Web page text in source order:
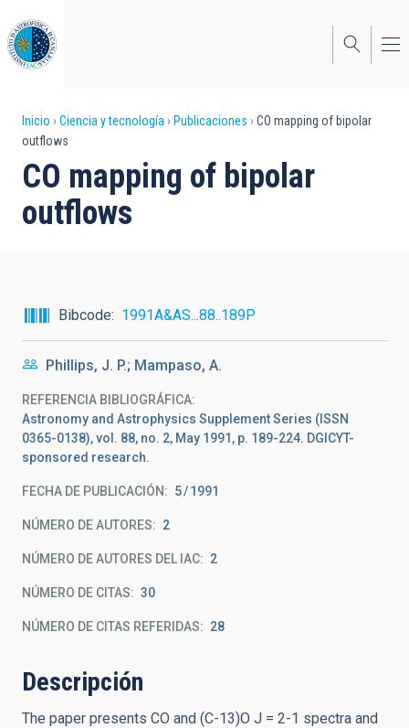
al
contenido
principal
Sobrescribir
enlaces
de
ayuda
navegación
Inicio Ciencia y tecnología Publicaciones
CO mapping of bipolar
outflows
CO mapping of bipolar
outflows
Bibcode 1991A&AS...88..189P
Phillips, J. P.; Mampaso, A.
REFERENCIA BIBLIOGRÁFICA
Astronomy and Astrophysics Supplement Series (ISSN
0365-0138), vol. 88, no. 2, May 1991, p. 189-224. DGICYT-
sponsored research.
FECHA DE PUBLICACIÓN: 5 1991
NÚMERO DE AUTORES 2
NÚMERO DE AUTORES DEL IAC 2
NÚMERO DE CITAS 30
NÚMERO DE CITAS REFERIDAS 28
Descripción
The paper presents CO and (C-13)O J = 2-1 spectra and